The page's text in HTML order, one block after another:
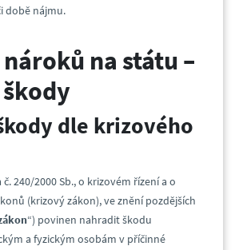
době nájmu.
na státu –
dle krizového
240/2000 Sb., o krizovém řízení a o
(krizový zákon), ve znění pozdějších
“) povinen nahradit škodu
a fyzickým osobám v příčinné